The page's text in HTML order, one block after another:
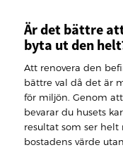
Är det bättre
byta ut den
Att renovera den
bättre val då det är
för miljön. Genom
bevarar du husets
resultat som ser
bostadens värde